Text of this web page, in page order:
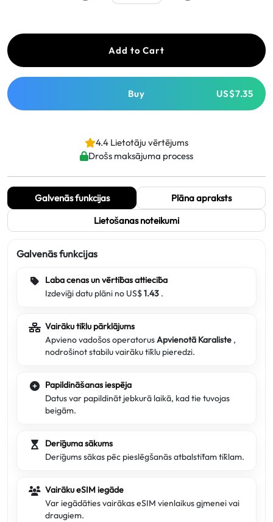
Add to Cart
Buy US$7.35
4.4 Lietotāju vērtējums
Drošs maksājuma process
Galvenās funkcijas
Plāna apraksts
Lietošanas noteikumi
Galvenās funkcijas
Laba cenas un vērtības attiecība
Izdevīgi datu plāni no US$1.43 .
Vairāku tīklu pārklājums
Apvieno vadošos operatorusApvienotā Karaliste ,
nodrošinot stabilu vairāku tīklu pieredzi.
Papildināšanas iespēja
Datus var papildināt jebkurā laikā, kad tie tuvojas
beigām.
Derīguma sākums
Derīgums sākas pēc pieslēgšanās atbalstītam tīklam.
Vairāku eSIM iegāde
Var iegādāties vairākas eSIM vienlaikus ģimenei vai
draugiem.